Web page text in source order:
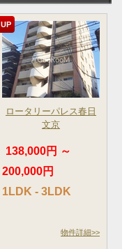
UP
ロータリーパレス春日
文京
138,000円 ～
200,000円
1LDK - 3LDK
物件詳細>>